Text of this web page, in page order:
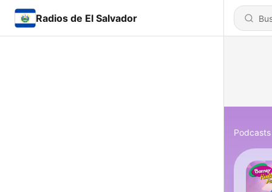
Radios de El Salvador
Podcasts